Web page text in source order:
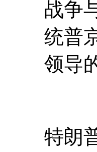
战争
统普
领导
特朗